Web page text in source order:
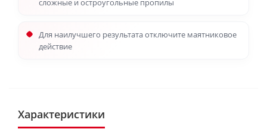
сложные и остроугольные пропилы
Для наилучшего результата отключите маятниковое
действие
Характеристики